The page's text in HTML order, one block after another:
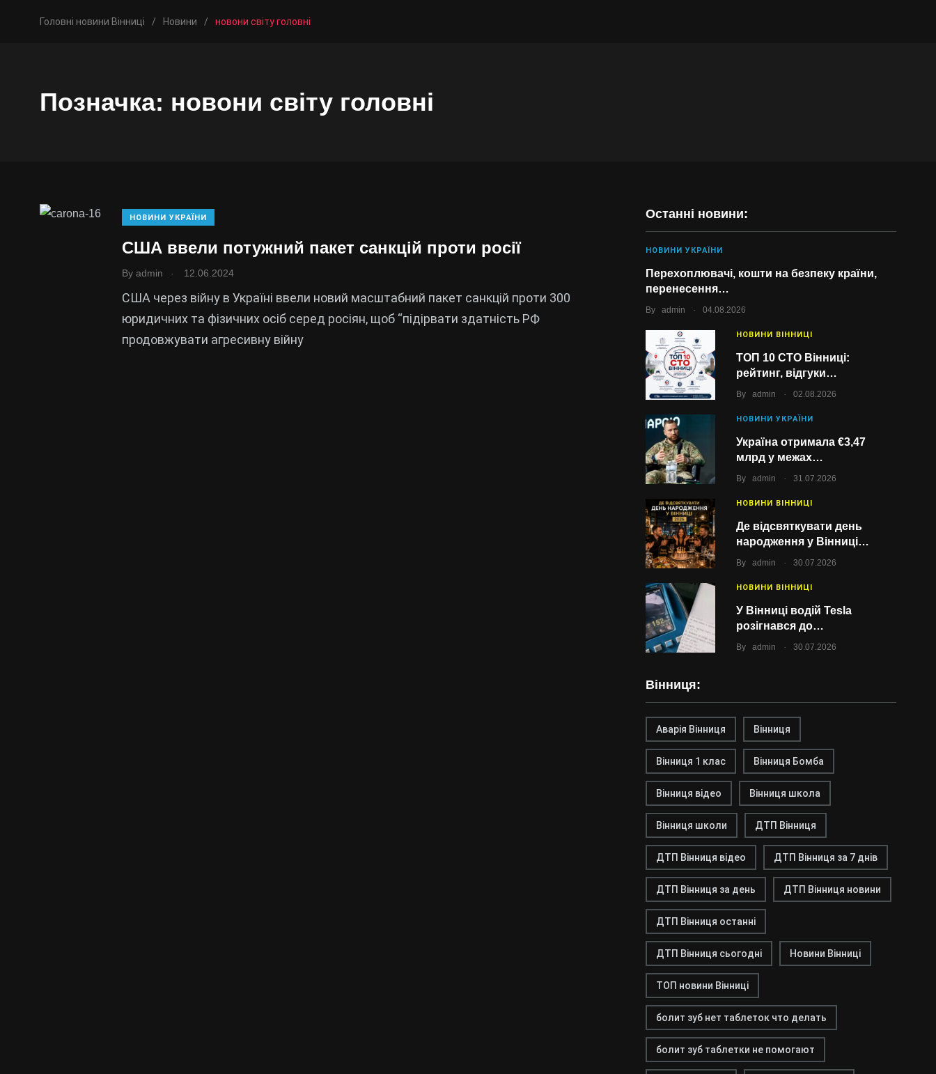
Головні новини Вінниці / Новини / новони світу головні
Позначка: новони світу головні
НОВИНИ УКРАЇНИ
США ввели потужний пакет санкцій проти росії
By admin 12.06.2024
США через війну в Україні ввели новий масштабний пакет санкцій проти 300
юридичних та фізичних осіб серед росіян, щоб “підірвати здатність РФ
продовжувати агресивну війну
Останні новини:
НОВИНИ УКРАЇНИ
Перехоплювачі, кошти на безпеку країни,
перенесення…
By admin . 04.08.2026
НОВИНИ ВІННИЦІ
ТОП 10 СТО Вінниці:
рейтинг, відгуки…
By admin . 02.08.2026
НОВИНИ УКРАЇНИ
Україна отримала €3,47
млрд у межах…
By admin . 31.07.2026
НОВИНИ ВІННИЦІ
Де відсвяткувати день
народження у Вінниці…
By admin . 30.07.2026
НОВИНИ ВІННИЦІ
У Вінниці водій Tesla
розігнався до…
By admin . 30.07.2026
Вінниця:
Аварія Вінниця Вінниця
Вінниця 1 клас Вінниця Бомба
Вінниця відео Вінниця школа
Вінниця школи ДТП Вінниця
ДТП Вінниця відео ДТП Вінниця за 7 днів
ДТП Вінниця за день ДТП Вінниця новини
ДТП Вінниця останні
ДТП Вінниця сьогодні Новини Вінниці
ТОП новини Вінниці
болит зуб нет таблеток что делать
болит зуб таблетки не помогают